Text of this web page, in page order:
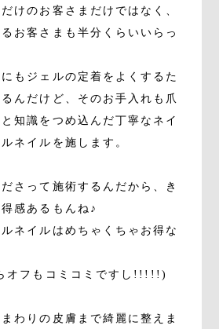
けのお客さまだけではなく、
お客さまも半分くらいいらっ
もジェルの定着をよくするた
んだけど、そのお手入れも爪
知識をつめ込んだ丁寧なネイ
ネイルを施します。
さって施術するんだから、き
感あるもんね♪
ネイルはめちゃくちゃお得な
オフもコミコミですし!!!!!)
わりの皮膚まで綺麗に整えま